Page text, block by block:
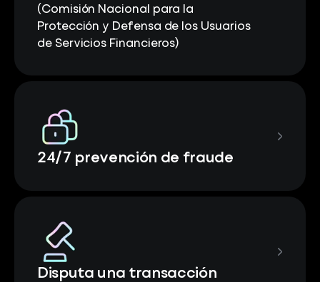
(Comisión Nacional para la
Protección y Defensa de los Usuarios
de Servicios Financieros)
24/7 prevención de fraude
Disputa una transacción